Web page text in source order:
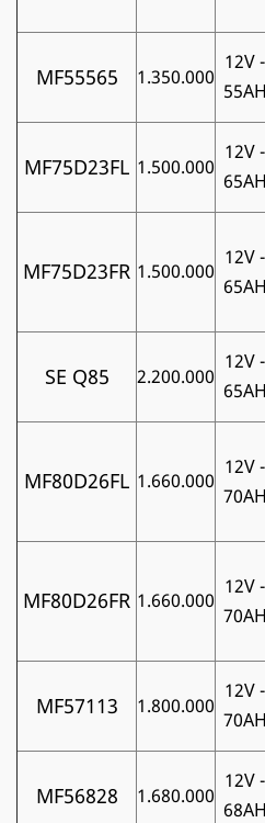
MF55565 1.350.000
12V -
55AH
MF75D23FL 1.500.000
12V -
65AH
MF75D23FR 1.500.000
12V -
65AH
SE Q85 2.200.000
12V -
65AH
MF80D26FL 1.660.000
12V -
70AH
MF80D26FR 1.660.000
12V -
70AH
MF57113 1.800.000
12V -
70AH
MF56828 1.680.000
12V -
68AH